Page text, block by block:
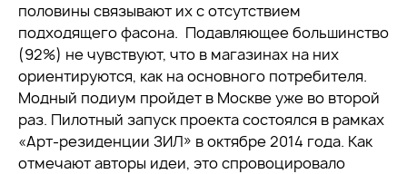
половины связывают их с отсутствием
подходящего фасона. Подавляющее большинство
(92%) не чувствуют, что в магазинах на них
ориентируются, как на основного потребителя.
Модный подиум пройдет в Москве уже во второй
раз. Пилотный запуск проекта состоялся в рамках
«Арт-резиденции ЗИЛ» в октябре 2014 года. Как
отмечают авторы идеи, это спровоцировало